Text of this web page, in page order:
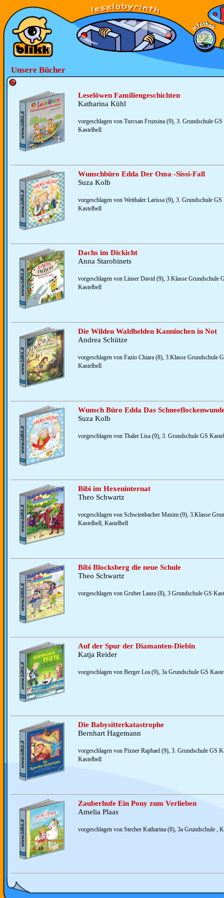
Unsere Bücher
Leselöwen Familiengeschichten
Katharina Kühl
vorgeschlagen von Turcsan Fruzsina (9), 3. Grundschule
Kastelbell
Wunschbüro Edda Der Oma -Sissi-Fall
Suza Kolb
vorgeschlagen von Weithaler Larissa (9), 3. Grundschule GS
Kastelbell
Dachs im Dickicht
Anna Starobinets
vorgeschlagen von Linser David (9), 3 Klasse Grundschule
Kastelbell
Die Wilden Waldhelden Kanninchen in Not
Andrea Schütze
vorgeschlagen von Fazio Chiara (8), 3.Klasse Grundschule
Kastelbell
Wunsch Büro Edda Das
Suza Kolb
vorgeschlagen von Thaler Lisa (9), 3. Grundschule GS
Bibi im Hexeninternat
Theo Schwartz
vorgeschlagen von Schwienbacher Maxim (9), 3.Klasse
Kastelbell, Kastelbell
Bibi Blocksberg die neue Schule
Theo Schwartz
vorgeschlagen von Gruber Laura (8), 3 Grundschule GS
Auf der Spur der Diamanten-Diebin
Katja Reider
vorgeschlagen von Berger Lea (9), 3a Grundschule GS
Die Babysitterkatastrophe
Bernhart Hagemann
vorgeschlagen von Pixner Raphael (9), 3. Grundschule GS
Kastelbell
Zauberhufe Ein Pony zum Verlieben
Amelia Plaas
vorgeschlagen von Stecher Katharina (8), 3a Grundschule ,